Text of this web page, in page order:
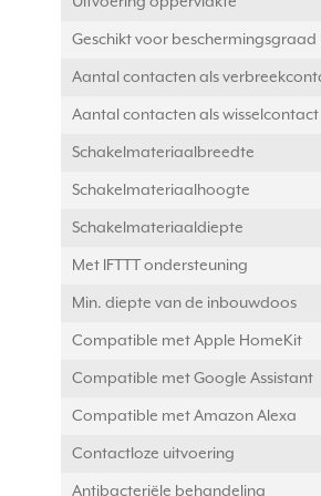
Geschikt voor beschermingsgraad
Aantal contacten als
Aantal contacten als wisselcontact
Schakelmateriaalbreedte
Schakelmateriaalhoogte
Schakelmateriaaldiepte
Met IFTTT ondersteuning
Min. diepte van de inbouwdoos
Compatible met Apple HomeKit
Compatible met Google Assistant
Compatible met Amazon Alexa
Contactloze uitvoering
Antibacteriële behandeling